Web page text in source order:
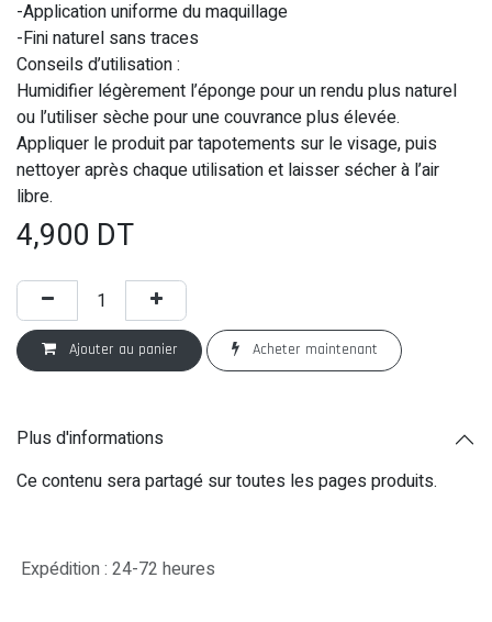
-Application uniforme du maquillage
-Fini naturel sans traces
Conseils d’utilisation :
Humidifier légèrement l’éponge pour un rendu plus naturel
ou l’utiliser sèche pour une couvrance plus élevée.
Appliquer le produit par tapotements sur le visage, puis
nettoyer après chaque utilisation et laisser sécher à l’air
libre.
4,900 DT
Ajouter au panier Acheter maintenant
Plus d'informations
Ce contenu sera partagé sur toutes les pages produits.
Expédition : 24-72 heures